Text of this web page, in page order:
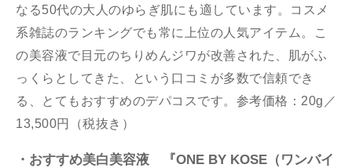
なる50代の大人のゆらぎ肌にも適しています。コスメ
系雑誌のランキングでも常に上位の人気アイテム。こ
の美容液で目元のちりめんジワが改善された、肌がふ
っくらとしてきた、という口コミが多数で信頼でき
る、とてもおすすめのデパコスです。参考価格：20g／
13,500円（税抜き）
・おすすめ美白美容液 『ONE BY KOSE（ワンバイ